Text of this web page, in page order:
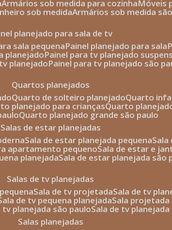
armários sob medida para cozinha
sob medida armários sob medida
planejado para sala de tv
sala pequena painel planejado para sala
planejado painel para tv planejado
planejado painel para tv planejado são
quartos planejados
quarto de solteiro planejado quarto
planejado para crianças quarto
quarto planejado grande são paulo
salas de estar planejadas
sala de estar planejada pequena
apartamento pequeno sala de estar e
planejada sala de estar planejada são
salas de tv planejadas
sala de tv projetada sala de tv
sala de tv pequena planejada sala
tv planejada são paulo sala de tv
salas planejadas